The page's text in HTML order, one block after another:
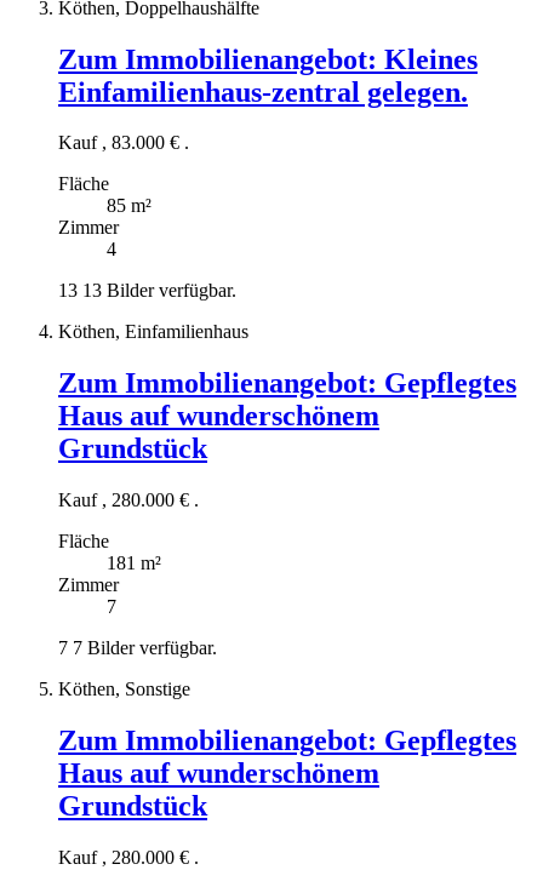
Köthen, Doppelhaushälfte
Zum Immobilienangebot: Kleines
Einfamilienhaus-zentral gelegen.
Kauf , 83.000 € .
Fläche
85 m²
Zimmer
4
13 13 Bilder verfügbar.
Köthen, Einfamilienhaus
Zum Immobilienangebot: Gepflegtes
Haus auf wunderschönem
Grundstück
Kauf , 280.000 € .
Fläche
181 m²
Zimmer
7
7 7 Bilder verfügbar.
Köthen, Sonstige
Zum Immobilienangebot: Gepflegtes
Haus auf wunderschönem
Grundstück
Kauf , 280.000 € .